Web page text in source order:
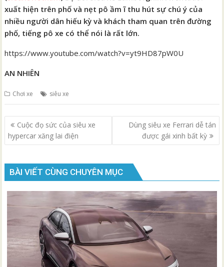
xuất hiện trên phố và nẹt pô ầm ĩ thu hút sự chú ý của
nhiều người dân hiếu kỳ và khách tham quan trên đường
phố, tiếng pô xe có thể nói là rất lớn.
https://www.youtube.com/watch?v=yt9HD87pW0U
AN NHIÊN
Chơi xe siêu xe
Điều
hướng
bài
viết
Cuộc đọ sức của siêu xe
hypercar xăng lai điện
Dùng siêu xe Ferrari dễ tán
được gái xinh bất kỳ
BÀI VIẾT CÙNG CHUYÊN MỤC